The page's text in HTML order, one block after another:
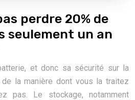
perdre 20% de
seulement un an
et donc sa sécurité sur la
la manière dont vous la traitez
pas. Le stockage, notamment